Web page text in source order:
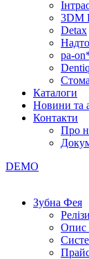
3DM
Detax
pa-
Каталоги
Новини та
Контакти
Про
DEMO
Зубна Фея
Релізи
Опис